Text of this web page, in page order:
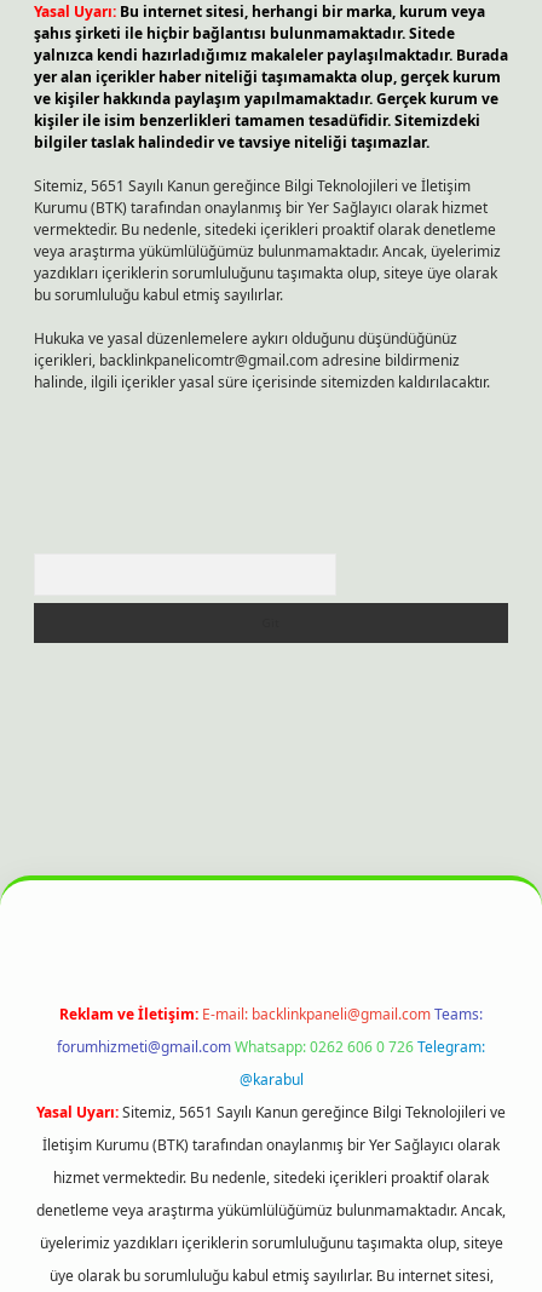
Yasal Uyarı: Bu internet sitesi, herhangi bir marka, kurum veya
şahıs şirketi ile hiçbir bağlantısı bulunmamaktadır. Sitede
yalnızca kendi hazırladığımız makaleler paylaşılmaktadır. Burada
yer alan içerikler haber niteliği taşımamakta olup, gerçek kurum
ve kişiler hakkında paylaşım yapılmamaktadır. Gerçek kurum ve
kişiler ile isim benzerlikleri tamamen tesadüfidir. Sitemizdeki
bilgiler taslak halindedir ve tavsiye niteliği taşımazlar.
Sitemiz, 5651 Sayılı Kanun gereğince Bilgi Teknolojileri ve İletişim
Kurumu (BTK) tarafından onaylanmış bir Yer Sağlayıcı olarak hizmet
vermektedir. Bu nedenle, sitedeki içerikleri proaktif olarak denetleme
veya araştırma yükümlülüğümüz bulunmamaktadır. Ancak, üyelerimiz
yazdıkları içeriklerin sorumluluğunu taşımakta olup, siteye üye olarak
bu sorumluluğu kabul etmiş sayılırlar.
Hukuka ve yasal düzenlemelere aykırı olduğunu düşündüğünüz
içerikleri, backlinkpanelicomtr@gmail.comadresine bildirmeniz
halinde, ilgili içerikler yasal süre içerisinde sitemizden kaldırılacaktır.
sitesi
Reklam ve İletişim: E-mail: backlinkpaneli@gmail.comTeams:
forumhizmeti@gmail.comWhatsapp: 0262 606 0 726Telegram:
@karabul
Yasal Uyarı:Sitemiz, 5651 Sayılı Kanun gereğince Bilgi Teknolojileri ve
İletişim Kurumu (BTK) tarafından onaylanmış bir Yer Sağlayıcı olarak
hizmet vermektedir. Bu nedenle, sitedeki içerikleri proaktif olarak
denetleme veya araştırma yükümlülüğümüz bulunmamaktadır. Ancak,
üyelerimiz yazdıkları içeriklerin sorumluluğunu taşımakta olup, siteye
üye olarak bu sorumluluğu kabul etmiş sayılırlar. Bu internet sitesi,